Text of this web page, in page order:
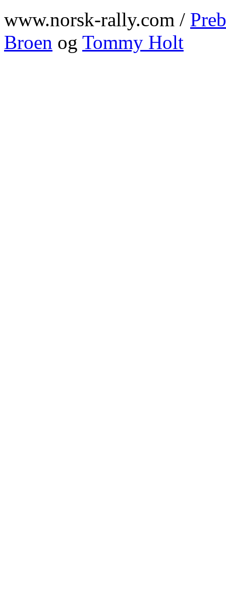
www.norsk-rally.com /
Broen og Tommy Holt